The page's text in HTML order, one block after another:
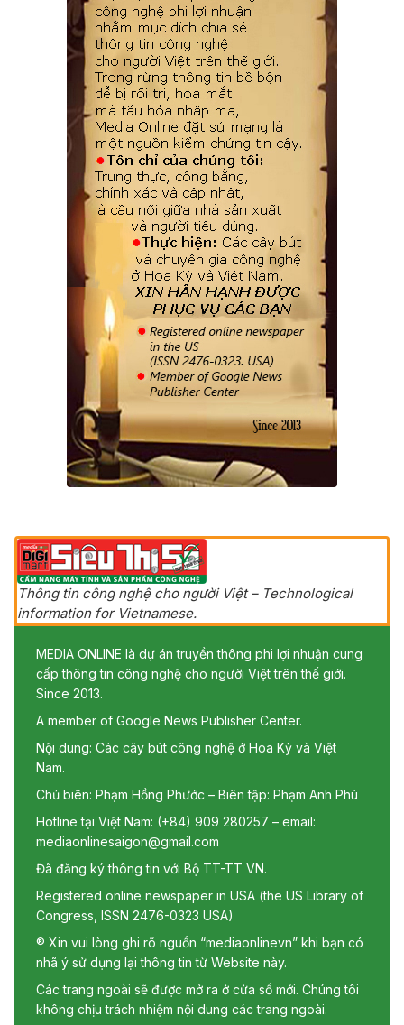
Thông tin công nghệ cho người Việt – Technological
information for Vietnamese.
MEDIA ONLINE là dự án truyền thông phi lợi nhuận cung
cấp thông tin công nghệ cho người Việt trên thế giới.
Since 2013.
A member of Google News Publisher Center.
Nội dung: Các cây bút công nghệ ở Hoa Kỳ và Việt
Nam.
Chủ biên: Phạm Hồng Phước – Biên tập: Phạm Anh Phú
Hotline tại Việt Nam: (+84) 909 280257 – email:
mediaonlinesaigon@gmail.com
Đã đăng ký thông tin với Bộ TT-TT VN.
Registered online newspaper in USA (the US Library of
Congress, ISSN 2476-0323 USA)
® Xin vui lòng ghi rõ nguồn “mediaonlinevn” khi bạn có
nhã ý sử dụng lại thông tin từ Website này.
Các trang ngoài sẽ được mở ra ở cửa sổ mới. Chúng tôi
không chịu trách nhiệm nội dung các trang ngoài.